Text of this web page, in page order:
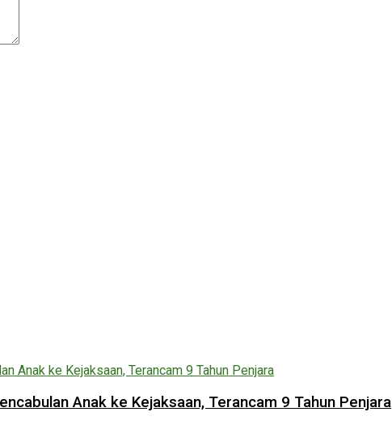
Anak ke Kejaksaan, Terancam 9 Tahun Penjara